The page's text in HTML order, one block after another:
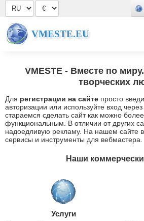
VMESTE.EU
VMESTE - Вместе по
творческих
Для регистрации на сайте просто
авторизации или используйте вход
стараемся сделать сайт как можно
функциональным. В отличии от других
надоедливую рекламу. На нашем сайте
сервисы и инструменты для вебмастера.
Наши
Услуги